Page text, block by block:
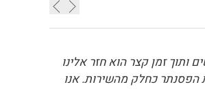
זמן קצר הוא חזר אלינו
הפסנתר כחלק מהשירות. אנו